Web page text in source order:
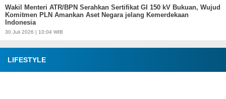
Wakil Menteri ATR/BPN Serahkan Sertifikat GI 150 kV Bukuan, Wujud
Komitmen PLN Amankan Aset Negara jelang Kemerdekaan
Indonesia
30 Juli 2026 | 10:04 WIB
LIFESTYLE